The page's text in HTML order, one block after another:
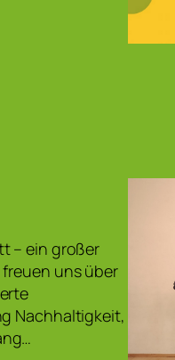
– ein großer
uns über
Nachhaltigkeit,